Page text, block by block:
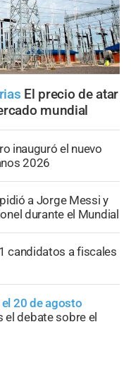
El precio de atar
mundial
inauguró el nuevo
2026
a Jorge Messi y
durante el Mundial
candidatos a fiscales
20 de agosto
debate sobre el